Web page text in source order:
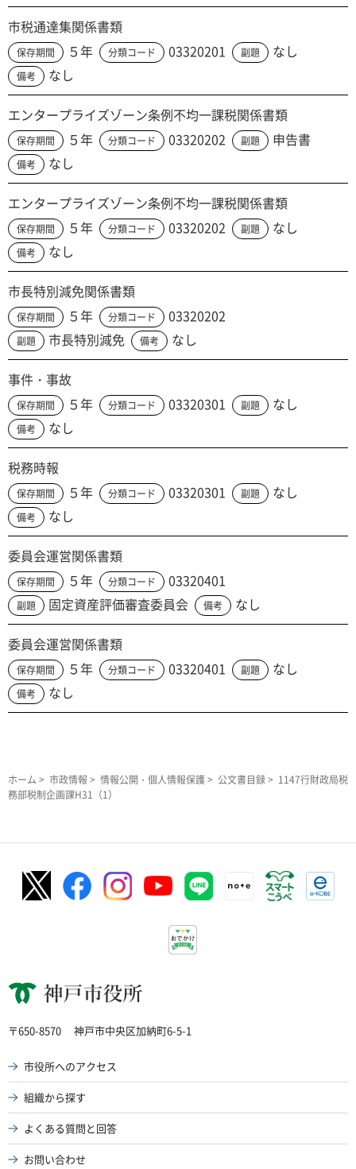
市税通達集関係書類
保存期間 ５年 分類コード 03320201 副題 なし
備考 なし
エンタープライズゾーン条例不均一課税関係書類
保存期間 ５年 分類コード 03320202 副題 申告書
備考 なし
エンタープライズゾーン条例不均一課税関係書類
保存期間 ５年 分類コード 03320202 副題 なし
備考 なし
市長特別減免関係書類
保存期間 ５年 分類コード 03320202
副題 市長特別減免 備考 なし
事件・事故
保存期間 ５年 分類コード 03320301 副題 なし
備考 なし
税務時報
保存期間 ５年 分類コード 03320301 副題 なし
備考 なし
委員会運営関係書類
保存期間 ５年 分類コード 03320401
副題 固定資産評価審査委員会 備考 なし
委員会運営関係書類
保存期間 ５年 分類コード 03320401 副題 なし
備考 なし
ホーム > 市政情報 > 情報公開・個人情報保護> 公文書目録> 1147行財政局税
務部税制企画課H31（1）
神戸市役所
〒650-8570 神戸市中央区加納町6-5-1
市役所へのアクセス
組織から探す
よくある質問と回答
お問い合わせ